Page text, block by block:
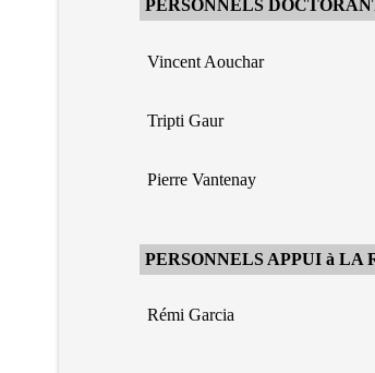
PERSONNELS
Vincent Aouchar
Tripti Gaur
Pierre Vantenay
PERSONNELS APPUI à LA
Rémi Garcia